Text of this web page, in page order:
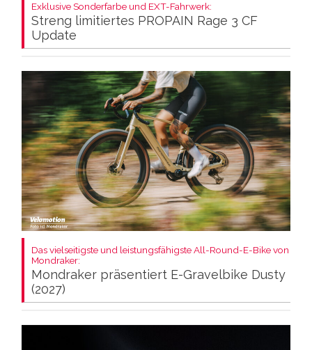
Exklusive Sonderfarbe und EXT-Fahrwerk:
Streng limitiertes PROPAIN Rage 3 CF
Update
Das vielseitigste und leistungsfähigste All-Round-E-Bike von
Mondraker:
Mondraker präsentiert E-Gravelbike Dusty
(2027)